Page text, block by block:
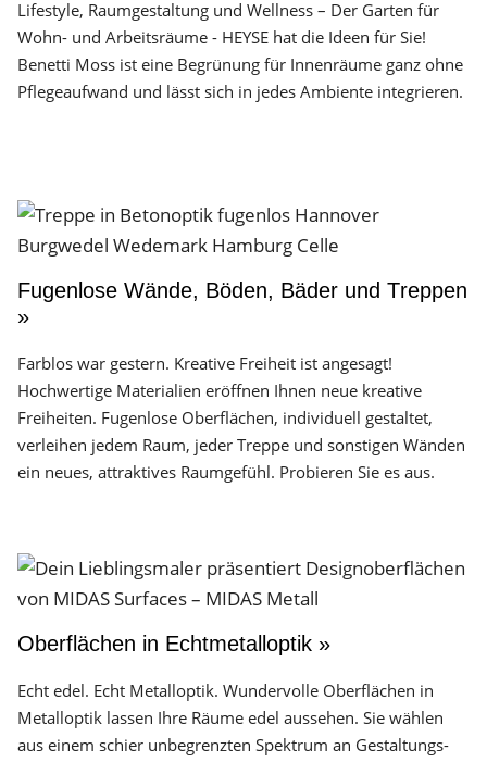
Lifestyle, Raumgestaltung und Wellness – Der Garten für
Wohn- und Arbeitsräume - HEYSE hat die Ideen für Sie!
Benetti Moss ist eine Begrünung für Innenräume ganz ohne
Pflegeaufwand und lässt sich in jedes Ambiente integrieren.
Fugenlose Wände, Böden, Bäder und Treppen
»
Farblos war gestern. Kreative Freiheit ist angesagt!
Hochwertige Materialien eröffnen Ihnen neue kreative
Freiheiten. Fugenlose Oberflächen, individuell gestaltet,
verleihen jedem Raum, jeder Treppe und sonstigen Wänden
ein neues, attraktives Raumgefühl. Probieren Sie es aus.
Oberflächen in Echtmetalloptik »
Echt edel. Echt Metalloptik. Wundervolle Oberflächen in
Metalloptik lassen Ihre Räume edel aussehen. Sie wählen
aus einem schier unbegrenzten Spektrum an Gestaltungs­